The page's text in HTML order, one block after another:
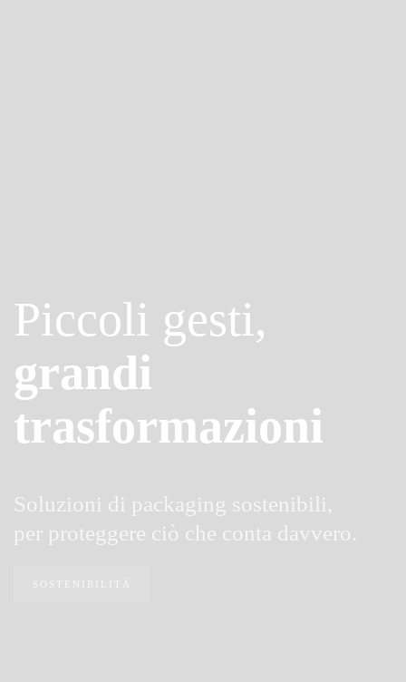
Piccoli gesti,
grandi
trasformazioni
Soluzioni di packaging sostenibili,
per proteggere ciò che conta davvero.
SOSTENIBILITÀ